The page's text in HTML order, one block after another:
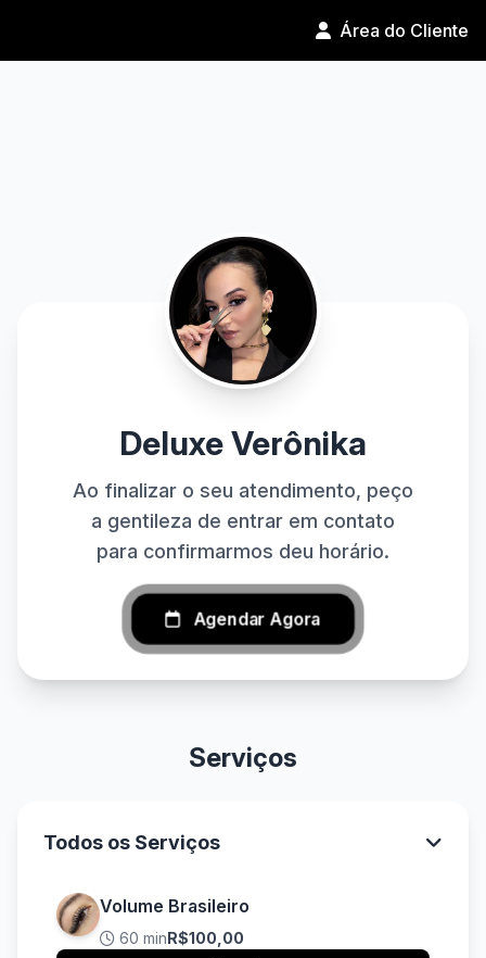
Área do Cliente
Deluxe Verônika
Ao finalizar o seu atendimento, peço
a gentileza de entrar em contato
para confirmarmos deu horário.
Agendar Agora
Serviços
Todos os Serviços
Volume Brasileiro
60 minR$100,00